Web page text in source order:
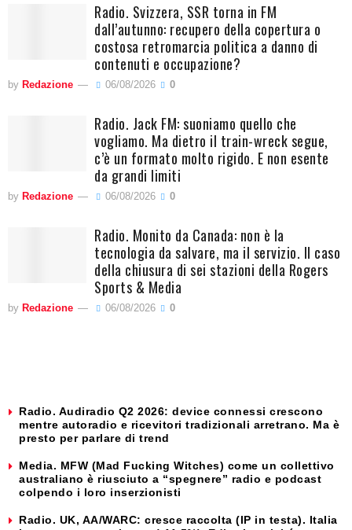
Radio. Svizzera, SSR torna in FM
dall’autunno: recupero della copertura o
costosa retromarcia politica a danno di
contenuti e occupazione?
by Redazione 06/08/2026 0
Radio. Jack FM: suoniamo quello che
vogliamo. Ma dietro il train-wreck segue,
c’è un formato molto rigido. E non esente
da grandi limiti
by Redazione 06/08/2026 0
Radio. Monito da Canada: non è la
tecnologia da salvare, ma il servizio. Il caso
della chiusura di sei stazioni della Rogers
Sports & Media
by Redazione 06/08/2026 0
Radio. Audiradio Q2 2026: device connessi crescono
mentre autoradio e ricevitori tradizionali arretrano. Ma è
presto per parlare di trend
Media. MFW (Mad Fucking Witches) come un collettivo
australiano è riusciuto a “spegnere” radio e podcast
colpendo i loro inserzionisti
Radio. UK, AA/WARC: cresce raccolta (IP in testa). Italia